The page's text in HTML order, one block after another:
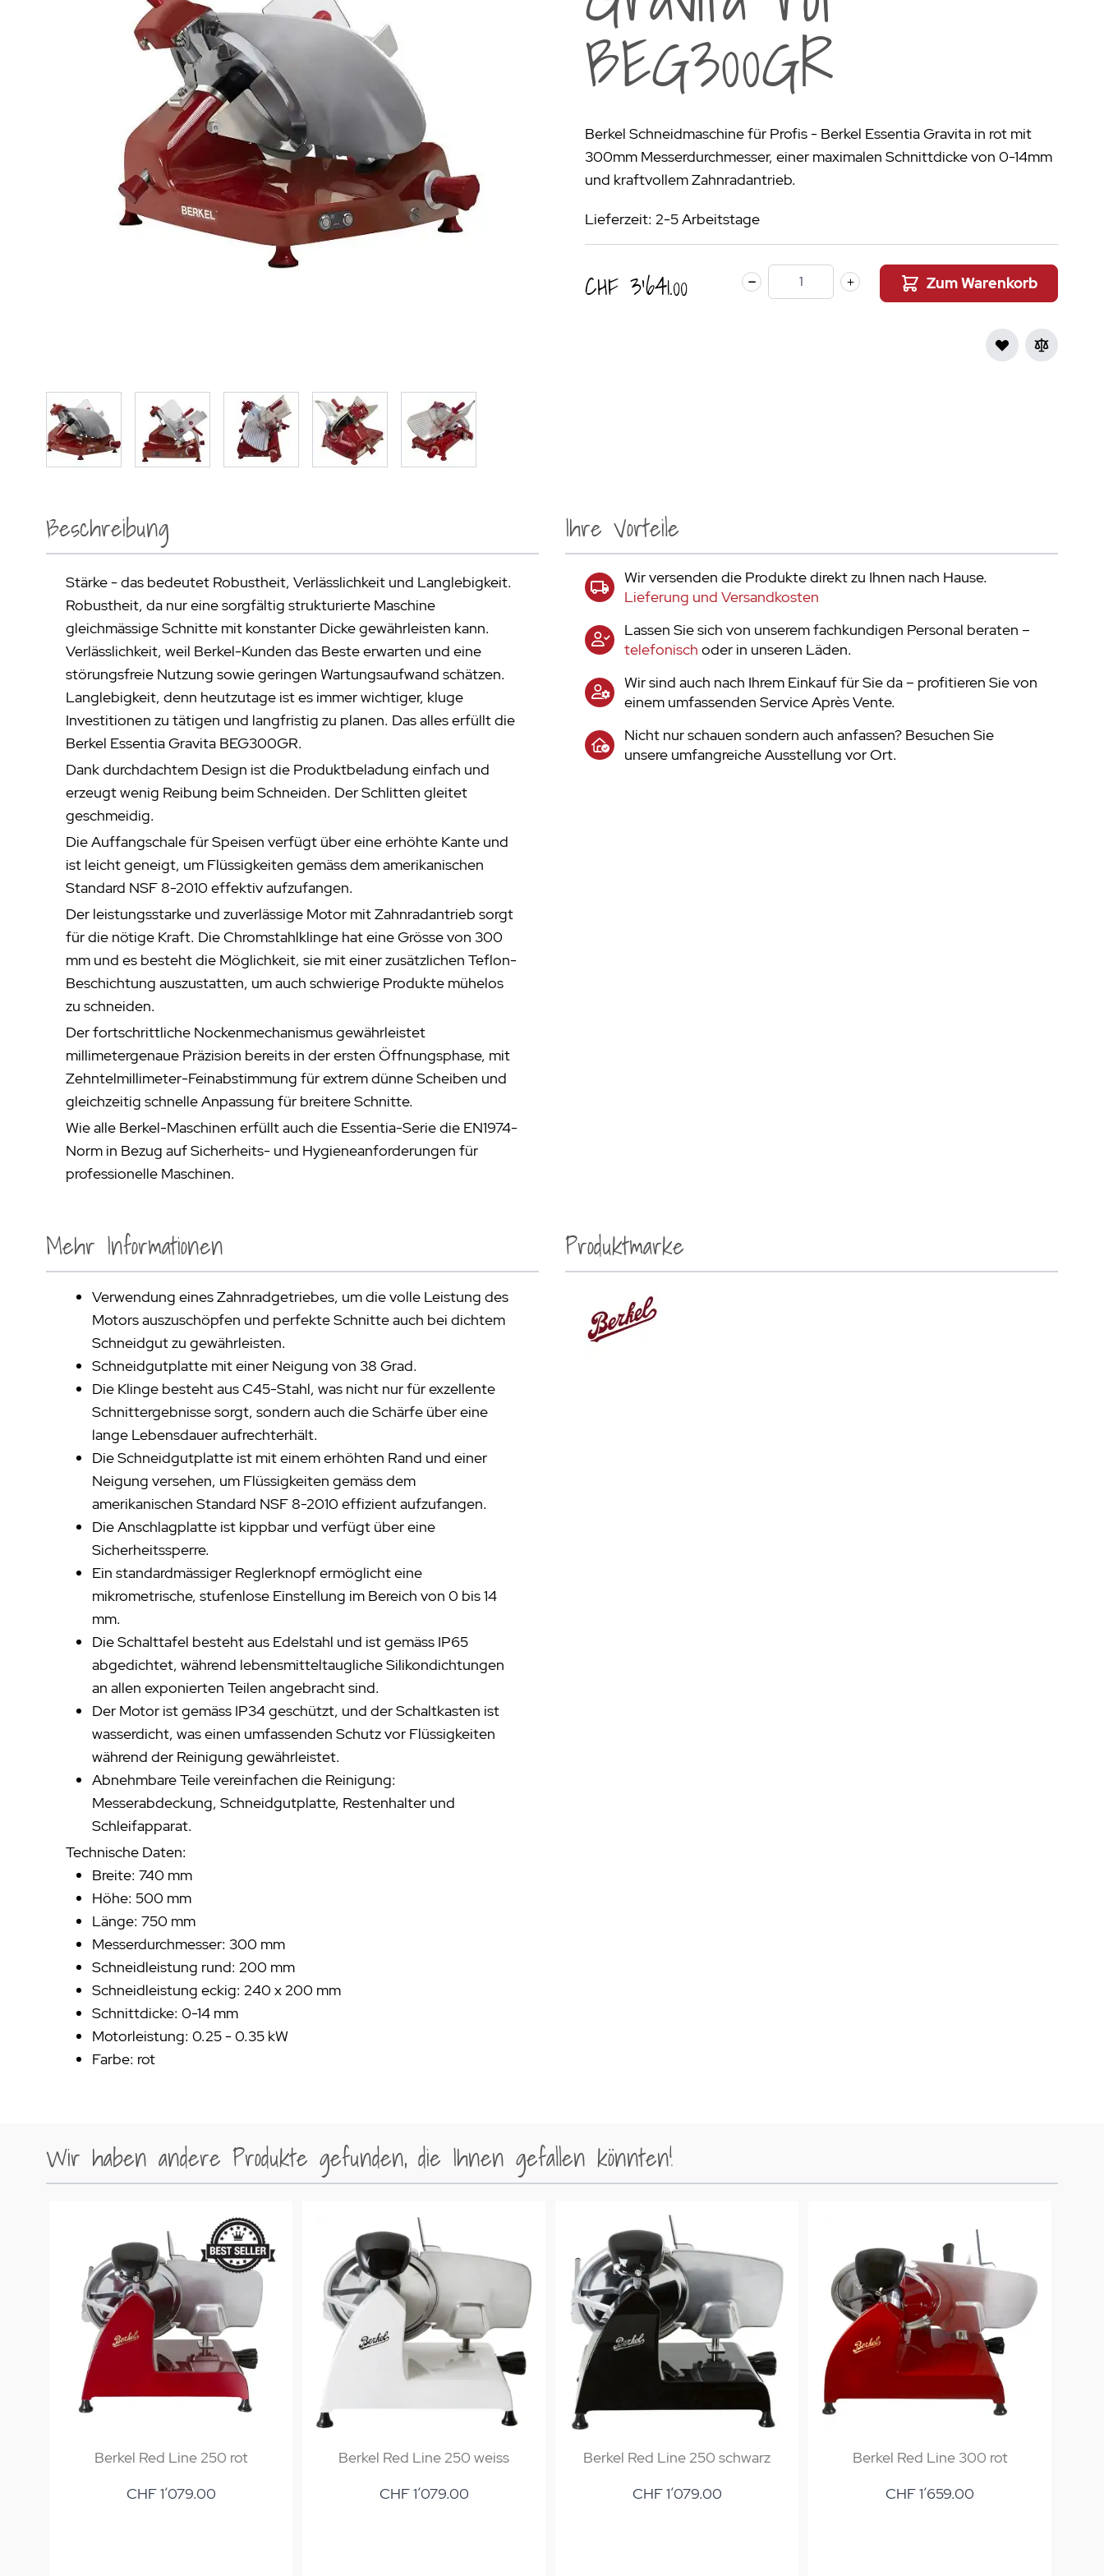
Weber Elektrogrill
Weber Zubehör
BBQ Kitchen - Outdoorküchen Weber
Grillmontage & Lieferung
Fondue & Raclette
Schüsseln & Siebe
Schalen & Körbe
Diverses
Kühltaschen | Isoliertaschen
Raumdüfte
Panier des Sens Körperpflege
Reinigung>
BEG300GR
Berkel Schneidmaschine für Profis - Berkel Essentia Gravita in rot mit
300mm Messerdurchmesser, einer maximalen Schnittdicke von 0-14mm
und kraftvollem Zahnradantrieb.
Lieferzeit: 2-5 Arbeitstage
CHF 3’641.00 Menge Zum Warenkorb
Beschreibung
Stärke - das bedeutet Robustheit, Verlässlichkeit und Langlebigkeit.
Robustheit, da nur eine sorgfältig strukturierte Maschine
gleichmässige Schnitte mit konstanter Dicke gewährleisten kann.
Verlässlichkeit, weil Berkel-Kunden das Beste erwarten und eine
störungsfreie Nutzung sowie geringen Wartungsaufwand schätzen.
Langlebigkeit, denn heutzutage ist es immer wichtiger, kluge
Investitionen zu tätigen und langfristig zu planen. Das alles erfüllt die
Berkel Essentia Gravita BEG300GR.
Dank durchdachtem Design ist die Produktbeladung einfach und
erzeugt wenig Reibung beim Schneiden. Der Schlitten gleitet
geschmeidig.
Die Auffangschale für Speisen verfügt über eine erhöhte Kante und
ist leicht geneigt, um Flüssigkeiten gemäss dem amerikanischen
Standard NSF 8-2010 effektiv aufzufangen.
Der leistungsstarke und zuverlässige Motor mit Zahnradantrieb sorgt
für die nötige Kraft. Die Chromstahlklinge hat eine Grösse von 300
mm und es besteht die Möglichkeit, sie mit einer zusätzlichen Teflon-
Beschichtung auszustatten, um auch schwierige Produkte mühelos
zu schneiden.
Der fortschrittliche Nockenmechanismus gewährleistet
millimetergenaue Präzision bereits in der ersten Öffnungsphase, mit
Zehntelmillimeter-Feinabstimmung für extrem dünne Scheiben und
gleichzeitig schnelle Anpassung für breitere Schnitte.
Wie alle Berkel-Maschinen erfüllt auch die Essentia-Serie die EN1974-
Norm in Bezug auf Sicherheits- und Hygieneanforderungen für
professionelle Maschinen.
Ihre Vorteile
Wir versenden die Produkte direkt zu Ihnen nach Hause.
Lieferung und Versandkosten
Lassen Sie sich von unserem fachkundigen Personal beraten –
telefonisch oder in unseren Läden.
Wir sind auch nach Ihrem Einkauf für Sie da – profitieren Sie von
einem umfassenden Service Après Vente.
Nicht nur schauen sondern auch anfassen? Besuchen Sie
unsere umfangreiche Ausstellung vor Ort.
Mehr Informationen
Verwendung eines Zahnradgetriebes, um die volle Leistung des
Motors auszuschöpfen und perfekte Schnitte auch bei dichtem
Schneidgut zu gewährleisten.
Schneidgutplatte mit einer Neigung von 38 Grad.
Die Klinge besteht aus C45-Stahl, was nicht nur für exzellente
Schnittergebnisse sorgt, sondern auch die Schärfe über eine
lange Lebensdauer aufrechterhält.
Die Schneidgutplatte ist mit einem erhöhten Rand und einer
Neigung versehen, um Flüssigkeiten gemäss dem
amerikanischen Standard NSF 8-2010 effizient aufzufangen.
Die Anschlagplatte ist kippbar und verfügt über eine
Sicherheitssperre.
Ein standardmässiger Reglerknopf ermöglicht eine
mikrometrische, stufenlose Einstellung im Bereich von 0 bis 14
mm.
Die Schalttafel besteht aus Edelstahl und ist gemäss IP65
abgedichtet, während lebensmitteltaugliche Silikondichtungen
an allen exponierten Teilen angebracht sind.
Der Motor ist gemäss IP34 geschützt, und der Schaltkasten ist
wasserdicht, was einen umfassenden Schutz vor Flüssigkeiten
während der Reinigung gewährleistet.
Abnehmbare Teile vereinfachen die Reinigung:
Messerabdeckung, Schneidgutplatte, Restenhalter und
Schleifapparat.
Technische Daten:
Breite: 740 mm
Höhe: 500 mm
Länge: 750 mm
Messerdurchmesser: 300 mm
Schneidleistung rund: 200 mm
Schneidleistung eckig: 240 x 200 mm
Schnittdicke: 0-14 mm
Motorleistung: 0.25 - 0.35 kW
Farbe: rot
Produktmarke
Wir haben andere Produkte gefunden, die Ihnen gefallen könnten!
Berkel Red Line 250 rot
CHF 1’079.00
Berkel Red Line 250 weiss
CHF 1’079.00
Berkel Red Line 250 schwarz
CHF 1’079.00
Berkel Red Line 300 rot
CHF 1’659.00